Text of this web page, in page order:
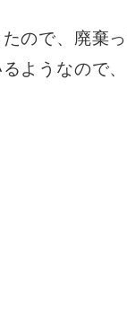
ので、廃棄
ようなので、